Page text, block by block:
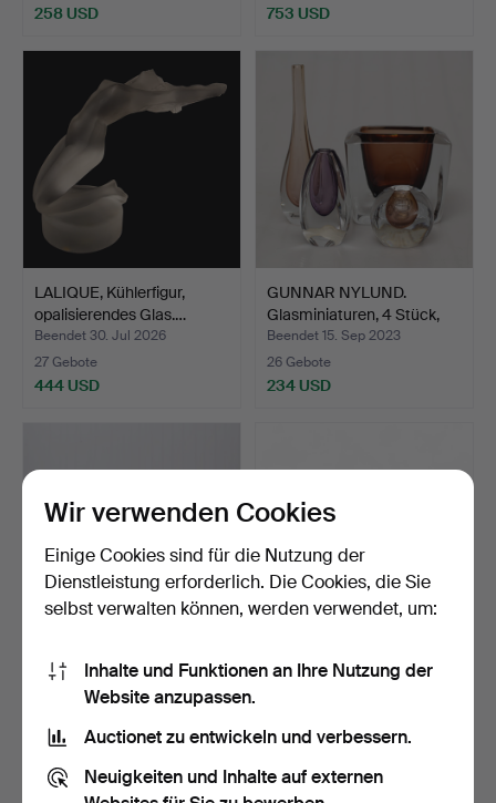
258 USD 753 USD
LALIQUE, Kühlerfigur,
opalisierendes Glas.…
Beendet 30. Jul 2026
27 Gebote
444 USD
GUNNAR NYLUND.
Glasminiaturen, 4 Stück,
St…
Beendet 15. Sep 2023
26 Gebote
234 USD
CHAMPAGNERGLAS,
Bergdala, 14 Stück.
Beendet 18. Aug 2022
26 Gebote
TASCHENTUCH, Glas,
plissierter Rand, signi…
26 Gebote
Wir verwenden Cookies
Einige Cookies sind für die Nutzung der
Dienstleistung erforderlich. Die Cookies, die Sie
selbst verwalten können, werden verwendet, um:
Inhalte und Funktionen an Ihre Nutzung der
Website anzupassen.
Auctionet zu entwickeln und verbessern.
Neuigkeiten und Inhalte auf externen